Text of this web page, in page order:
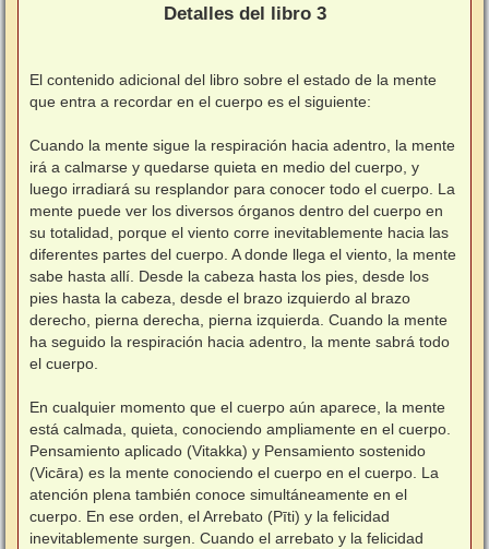
Detalles del libro 3
El contenido adicional del libro sobre el estado de la mente
que entra a recordar en el cuerpo es el siguiente:
Cuando la mente sigue la respiración hacia adentro, la mente
irá a calmarse y quedarse quieta en medio del cuerpo, y
luego irradiará su resplandor para conocer todo el cuerpo. La
mente puede ver los diversos órganos dentro del cuerpo en
su totalidad, porque el viento corre inevitablemente hacia las
diferentes partes del cuerpo. A donde llega el viento, la mente
sabe hasta allí. Desde la cabeza hasta los pies, desde los
pies hasta la cabeza, desde el brazo izquierdo al brazo
derecho, pierna derecha, pierna izquierda. Cuando la mente
ha seguido la respiración hacia adentro, la mente sabrá todo
el cuerpo.
En cualquier momento que el cuerpo aún aparece, la mente
está calmada, quieta, conociendo ampliamente en el cuerpo.
Pensamiento aplicado (Vitakka) y Pensamiento sostenido
(Vicāra) es la mente conociendo el cuerpo en el cuerpo. La
atención plena también conoce simultáneamente en el
cuerpo. En ese orden, el Arrebato (Pīti) y la felicidad
inevitablemente surgen. Cuando el arrebato y la felicidad